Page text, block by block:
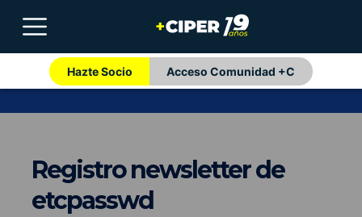
Hazte Socio Acceso Comunidad +C
Registro newsletter de
etcpasswd